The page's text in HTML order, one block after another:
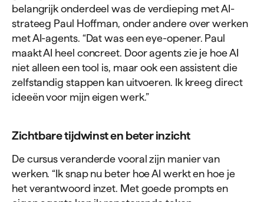
belangrijk onderdeel was de verdieping met AI-
strateeg Paul Hoffman, onder andere over werken
met AI-agents. “Dat was een eye-opener. Paul
maakt AI heel concreet. Door agents zie je hoe AI
niet alleen een tool is, maar ook een assistent die
zelfstandig stappen kan uitvoeren. Ik kreeg direct
ideeën voor mijn eigen werk.”
Zichtbare tijdwinst en beter inzicht
De cursus veranderde vooral zijn manier van
werken. “Ik snap nu beter hoe AI werkt en hoe je
het verantwoord inzet. Met goede prompts en